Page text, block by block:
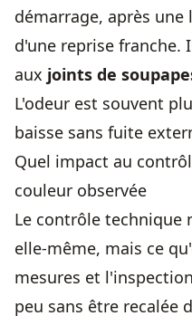
démarrage, après
d'une reprise franche.
aux joints de
L'odeur est souvent
baisse sans fuite
Quel impact au
couleur observée
Le contrôle technique
elle-même, mais ce
mesures et
peu sans être recalée